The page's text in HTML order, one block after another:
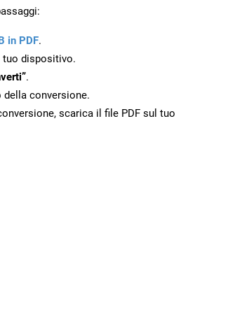
in PDF.
tuo dispositivo.
.
conversione.
scarica il file PDF sul tuo